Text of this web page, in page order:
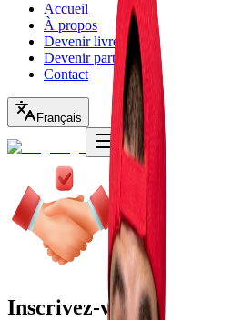
Accueil
À propos
Devenir livreur
Devenir partenaire
Contact
Français
Inscrivez-vous